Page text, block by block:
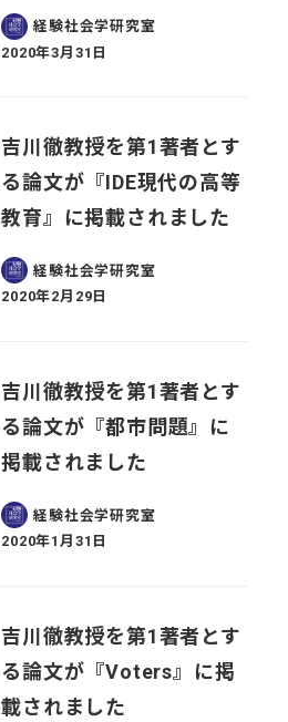
経験社会学研究室
投稿日
2020年3月31日
吉川徹教授を第1著者とす
る論文が『IDE現代の高等
教育』に掲載されました
経験社会学研究室
投稿日
2020年2月29日
吉川徹教授を第1著者とす
る論文が『都市問題』に
掲載されました
経験社会学研究室
投稿日
2020年1月31日
吉川徹教授を第1著者とす
る論文が『Voters』に掲
載されました